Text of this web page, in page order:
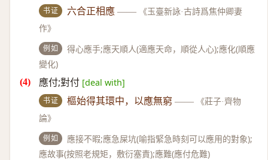
书证 六合正相應 ——
《玉臺新詠·古詩爲焦仲卿妻
作》
例如
得心應手;應天順人(適應天命，順從人心);應化(順應
變化)
應付;對付 [deal with]
书证 樞始得其環中，以應無窮 ——
《莊子·齊物
論》
例如
應接不暇;應急屎坑(喻指緊急時刻可以應用的對象);
應故事(按照老規矩，敷衍塞責);應難(應付危難)